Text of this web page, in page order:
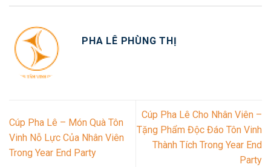
PHA LÊ PHÙNG THỊ
Cúp Pha Lê – Món Quà Tôn
Vinh Nỗ Lực Của Nhân Viên
Trong Year End Party
Cúp Pha Lê Cho Nhân Viên –
Tặng Phẩm Độc Đáo Tôn Vinh
Thành Tích Trong Year End
Party